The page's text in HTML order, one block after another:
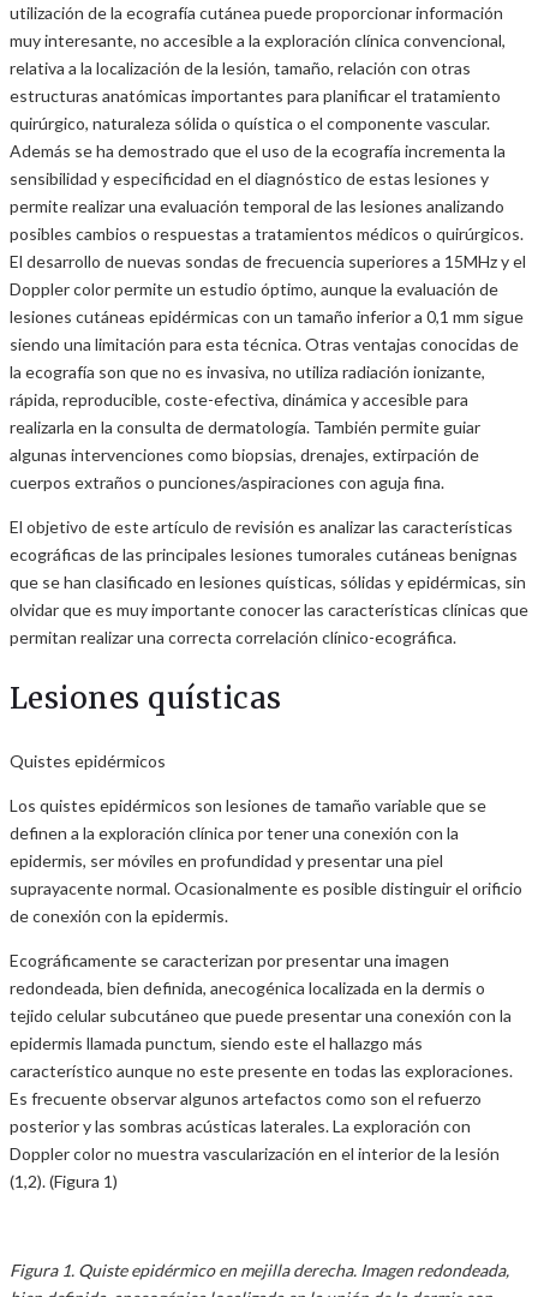
utilización de la ecografía cutánea puede proporcionar información
muy interesante, no accesible a la exploración clínica convencional,
relativa a la localización de la lesión, tamaño, relación con otras
estructuras anatómicas importantes para planificar el tratamiento
quirúrgico, naturaleza sólida o quística o el componente vascular.
Además se ha demostrado que el uso de la ecografía incrementa la
sensibilidad y especificidad en el diagnóstico de estas lesiones y
permite realizar una evaluación temporal de las lesiones analizando
posibles cambios o respuestas a tratamientos médicos o quirúrgicos.
El desarrollo de nuevas sondas de frecuencia superiores a 15MHz y el
Doppler color permite un estudio óptimo, aunque la evaluación de
lesiones cutáneas epidérmicas con un tamaño inferior a 0,1 mm sigue
siendo una limitación para esta técnica. Otras ventajas conocidas de
la ecografía son que no es invasiva, no utiliza radiación ionizante,
rápida, reproducible, coste-efectiva, dinámica y accesible para
realizarla en la consulta de dermatología. También permite guiar
algunas intervenciones como biopsias, drenajes, extirpación de
cuerpos extraños o punciones/aspiraciones con aguja fina.
El objetivo de este artículo de revisión es analizar las características
ecográficas de las principales lesiones tumorales cutáneas benignas
que se han clasificado en lesiones quísticas, sólidas y epidérmicas, sin
olvidar que es muy importante conocer las características clínicas que
permitan realizar una correcta correlación clínico-ecográfica.
Lesiones quísticas
Quistes epidérmicos
Los quistes epidérmicos son lesiones de tamaño variable que se
definen a la exploración clínica por tener una conexión con la
epidermis, ser móviles en profundidad y presentar una piel
suprayacente normal. Ocasionalmente es posible distinguir el orificio
de conexión con la epidermis.
Ecográficamente se caracterizan por presentar una imagen
redondeada, bien definida, anecogénica localizada en la dermis o
tejido celular subcutáneo que puede presentar una conexión con la
epidermis llamada punctum, siendo este el hallazgo más
característico aunque no este presente en todas las exploraciones.
Es frecuente observar algunos artefactos como son el refuerzo
posterior y las sombras acústicas laterales. La exploración con
Doppler color no muestra vascularización en el interior de la lesión
(1,2). (Figura 1)
Figura 1. Quiste epidérmico en mejilla derecha. Imagen redondeada,